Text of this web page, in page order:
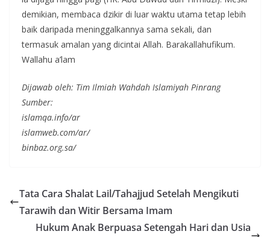
demikian, membaca dzikir di luar waktu utama tetap lebih
baik daripada meninggalkannya sama sekali, dan
termasuk amalan yang dicintai Allah. Barakallahufikum.
Wallahu a’lam
Dijawab oleh: Tim Ilmiah Wahdah Islamiyah Pinrang
Sumber:
islamqa.info/ar
islamweb.com/ar/
binbaz.org.sa/
Tata Cara Shalat Lail/Tahajjud Setelah Mengikuti
Tarawih dan Witir Bersama Imam
Hukum Anak Berpuasa Setengah Hari dan Usia